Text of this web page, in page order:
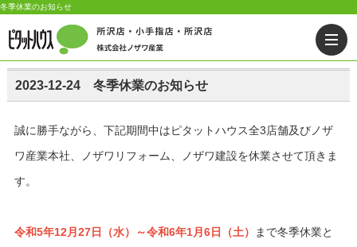
冬季休業のお知らせ
2023-12-24 冬季休業のお知らせ
誠に勝手ながら、下記期間中はピタットハウス全3店舗及びノザ
ワ産業本社、ノザワリフォーム、ノザワ建設を休業させて頂きま
す。
令和5年12月27日（水）～令和6年1月6日（土）
まで冬季休業と